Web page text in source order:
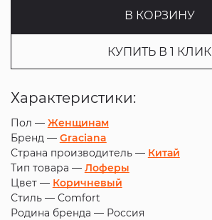
В КОРЗИНУ
КУПИТЬ В 1 КЛИК
Характеристики:
Пол — Женщинам
Бренд — Graciana
Страна производитель — Китай
Тип товара — Лоферы
Цвет — Коричневый
Стиль — Comfort
Родина бренда — Россия